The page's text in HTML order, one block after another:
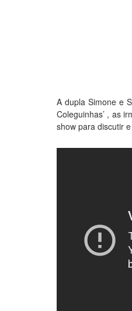
A dupla Simone e
Coleguinhas’ , as
show para discutir